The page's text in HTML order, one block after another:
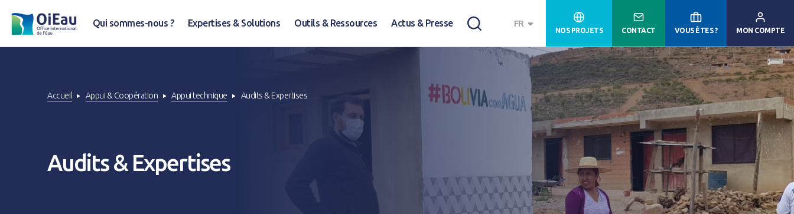
Qui sommes-nous ? Expertises & Solutions Outils & Ressources Actus & Presse FR
NOS PROJETS CONTACT VOUS ÊTES ? MON COMPTE
Accueil Appui & Coopération Appui technique Audits & Expertises
Audits & Expertises